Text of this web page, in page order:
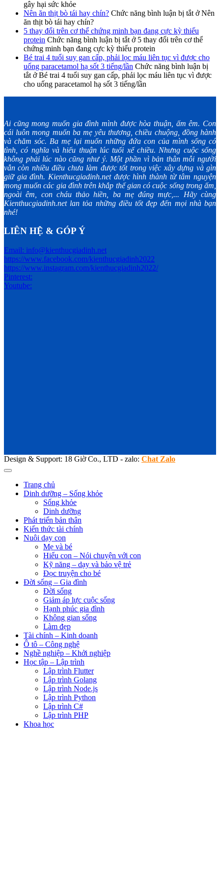
gây hại sức khỏe
Nên ăn thịt bò tái hay chín? Chức năng bình luận bị tắt ở Nên
ăn thịt bò tái hay chín?
5 thay đổi trên cơ thể chứng minh bạn đang cực kỳ thiếu
protein Chức năng bình luận bị tắt ở 5 thay đổi trên cơ thể
chứng minh bạn đang cực kỳ thiếu protein
Bé trai 4 tuổi suy gan cấp, phải lọc máu liên tục vì được cho
uống paracetamol hạ sốt 3 tiếng/lần Chức năng bình luận bị
tắt ở Bé trai 4 tuổi suy gan cấp, phải lọc máu liên tục vì được
cho uống paracetamol hạ sốt 3 tiếng/lần
Ai cũng mong muốn gia đình mình được hòa thuận, ấm êm. Con
cái luôn mong muốn ba mẹ yêu thương, chiều chuộng, đồng hành
và chăm sóc. Ba mẹ lại muốn những đứa con của mình sống có
tình, có nghĩa và hiếu thuận lúc tuổi xế chiều. Nhưng cuộc sống
không phải lúc nào cũng như ý. Một phần vì bản thân mỗi người
vẫn còn nhiều điều chưa làm được tốt trong việc xây dựng và gìn
giữ gia đình. Kienthucgiadinh.net được hình thành từ tâm nguyện
mong muốn các gia đình trên khắp thế gian có cuộc sống trong ấm,
ngoài êm, con cháu thảo hiền, ba mẹ đúng mực,... Hãy cùng
Kienthucgiadinh.net lan tỏa những điều tốt đẹp đến mọi nhà bạn
nhé!
LIÊN HỆ & GÓP Ý
Email: info@kienthucgiadinh.net
https://www.facebook.com/kienthucgiadinh2022
https://www.instagram.com/kienthucgiadinh2022/
Pinterest:
Youtube:
Design & Support: 18 Giờ Co., LTD - zalo: Chat Zalo
Trang chủ
Dinh dưỡng – Sống khỏe
Sống khỏe
Dinh dưỡng
Phát triển bản thân
Kiến thức tài chính
Nuôi dạy con
Mẹ và bé
Hiểu con – Nói chuyện với con
Kỹ năng – dạy và bảo vệ trẻ
Đọc truyện cho bé
Đời sống – Gia đình
Đời sống
Giảm áp lực cuộc sống
Hạnh phúc gia đình
Không gian sống
Làm đẹp
Tài chính – Kinh doanh
Ô tô – Công nghệ
Nghề nghiệp – Khởi nghiệp
Học tập – Lập trình
Lập trình Flutter
Lập trình Golang
Lập trình Node.js
Lập trình Python
Lập trình C#
Lập trình PHP
Khoa học